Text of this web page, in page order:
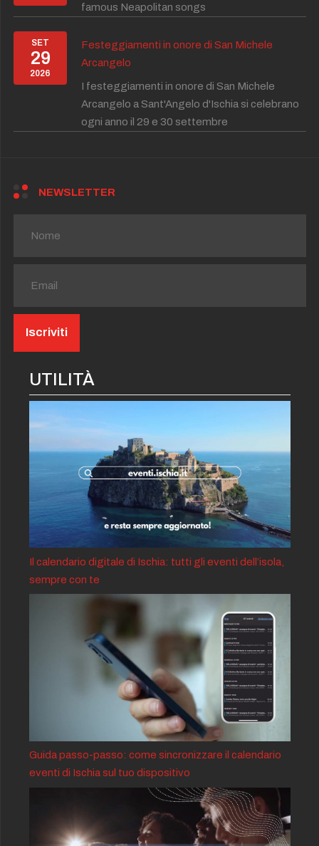
famous Neapolitan songs
SET
29
2026
Festeggiamenti in onore di San Michele
Arcangelo
I festeggiamenti in onore di San Michele
Arcangelo a Sant'Angelo d'Ischia si celebrano
ogni anno il 29 e 30 settembre
NEWSLETTER
UTILITÀ
Il calendario digitale di Ischia: tutti gli eventi dell’isola,
sempre con te
Guida passo-passo: come sincronizzare il calendario
eventi di Ischia sul tuo dispositivo